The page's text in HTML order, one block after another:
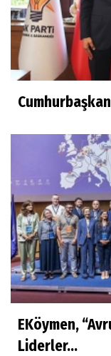
EKöymen,
Liderler...